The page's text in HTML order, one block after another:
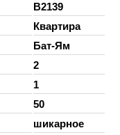
B2139
Квартира
Бат-Ям
2
1
50
шикарное